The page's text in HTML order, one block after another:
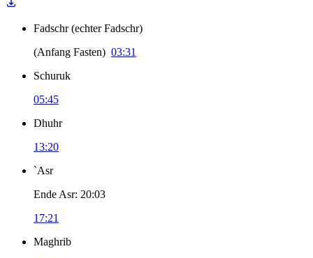
Fadschr (echter Fadschr)
(Anfang Fasten) 03:31
Schuruk
05:45
Dhuhr
13:20
`Asr
Ende Asr: 20:03
17:21
Maghrib